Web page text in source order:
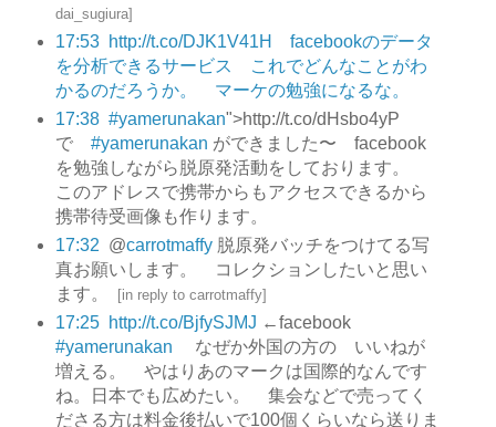
dai_sugiura]
17:53
http://t.co/DJK1V41H facebookのデータ
を分析できるサービス これでどんなことがわ
かるのだろうか。 マーケの勉強になるな。
17:38 #yamerunakan">http://t.co/dHsbo4yP
で #yamerunakan ができました〜 facebook
を勉強しながら脱原発活動をしております。
このアドレスで携帯からもアクセスできるから
携帯待受画像も作ります。
17:32 @carrotmaffy脱原発バッチをつけてる写
真お願いします。 コレクションしたいと思い
ます。
[in reply to carrotmaffy]
17:25 http://t.co/BjfySJMJ ←facebook
#yamerunakan なぜか外国の方の いいねが
増える。 やはりあのマークは国際的なんです
ね。日本でも広めたい。 集会などで売ってく
ださる方は料金後払いで100個くらいなら送りま